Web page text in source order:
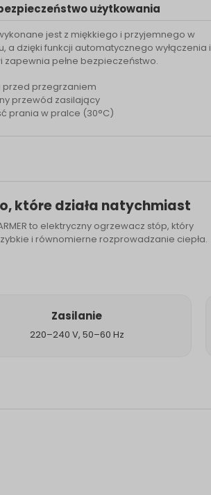
użytkowania
jest z miękkiego i przyjemnego w
a dzięki funkcji automatycznego wyłączenia i
zapewnia pełne bezpieczeństwo.
przed przegrzaniem
przewód zasilający
prania w pralce (30°C)
które działa natychmiast
to elektryczny ogrzewacz stóp, który
i równomierne rozprowadzanie ciepła.
Zasilanie
220–240 V, 50–60 Hz